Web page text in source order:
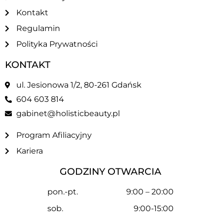
Kontakt
Regulamin
Polityka Prywatności
KONTAKT
ul. Jesionowa 1/2, 80-261 Gdańsk
604 603 814
gabinet@holisticbeauty.pl
Program Afiliacyjny
Kariera
GODZINY OTWARCIA
pon.-pt.
9:00 – 20:00
sob.
9:00-15:00